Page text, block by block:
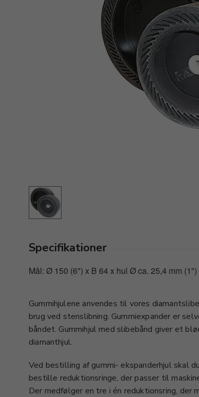
Specifikationer
Mål: Ø 150 (6") x B 64 x hul Ø ca. 25,4 mm (1")
Gummihjulene anvendes til vores
brug ved stenslibning. Gummiexpander er
båndet. Gummihjul med slibebånd giver et
diamanthjul.
Ved bestilling af gummi- ekspanderhjul skal
bestille reduktionsringe, der passer til
Der medfølger en tre i én reduktionsring, der